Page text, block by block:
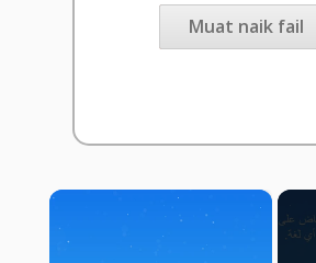
Muat naik fail
×